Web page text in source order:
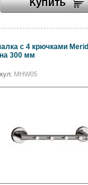
с 4 крючками
300 мм
MHW05